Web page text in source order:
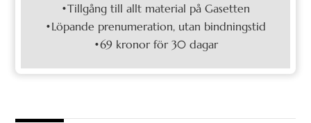
•Tillgång till allt material på Gasetten
•Löpande prenumeration, utan bindningstid
•69 kronor för 30 dagar